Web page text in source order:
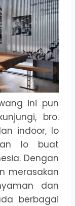
ini pun
bro.
indoor, lo
lo buat
Dengan
merasakan
dan
berbagai